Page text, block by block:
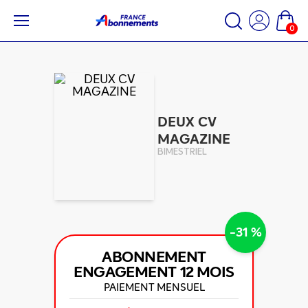
0
DEUX CV
MAGAZINE
BIMESTRIEL
-31 %
ABONNEMENT
ENGAGEMENT12 MOIS
PAIEMENT MENSUEL